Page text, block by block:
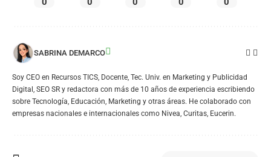
SABRINA DEMARCO
Soy CEO en Recursos TICS, Docente, Tec. Univ. en Marketing y Publicidad
Digital, SEO SR y redactora con más de 10 años de experiencia escribiendo
sobre Tecnología, Educación, Marketing y otras áreas. He colaborado con
empresas nacionales e internacionales como Nivea, Curitas, Eucerin.